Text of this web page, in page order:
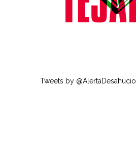
Tweets by @AlertaDesahucio